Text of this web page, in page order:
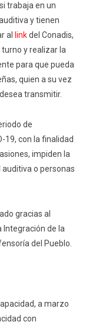
trabaja en un
y tienen
al
linkdel Conadis,
y realizar la
para que pueda
quien a su vez
transmitir.
de
19, con la finalidad
impiden la
o personas
gracias al
Integración de la
del Pueblo.
a marzo
con